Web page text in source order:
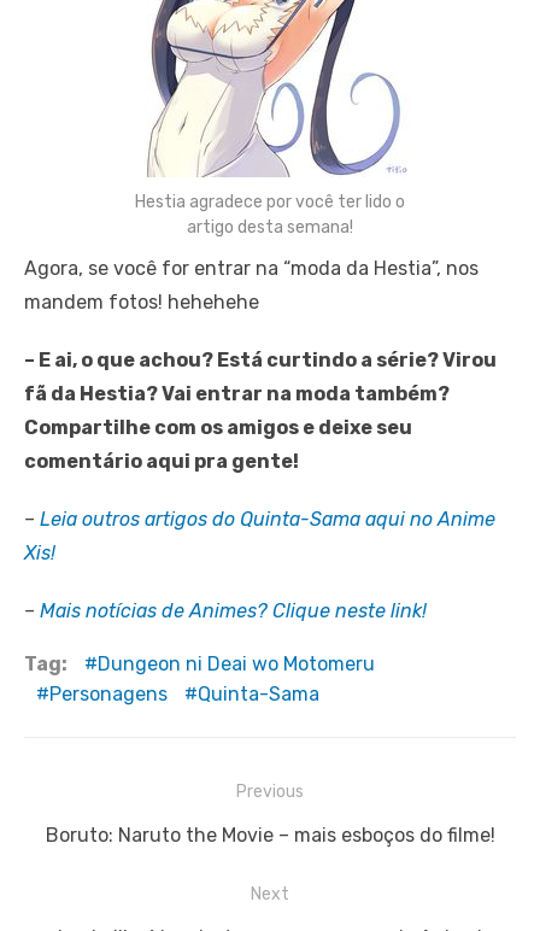
Hestia agradece por você ter lido o
artigo desta semana!
Agora, se você for entrar na “moda da Hestia”, nos
mandem fotos! hehehehe
– E ai, o que achou? Está curtindo a série? Virou
fã da Hestia? Vai entrar na moda também?
Compartilhe com os amigos e deixe seu
comentário aqui pra gente!
– Leia outros artigos do Quinta-Sama aqui no Anime
Xis!
– Mais notícias de Animes? Clique neste link!
Tag:
Dungeon ni Deai wo Motomeru
Personagens
Quinta-Sama
de
Previous
Previous
Boruto: Naruto the Movie – mais esboços do filme!
Next